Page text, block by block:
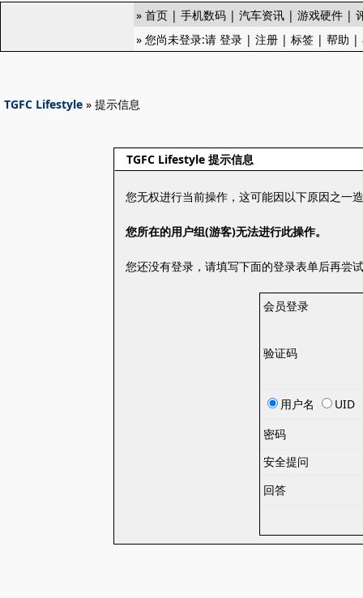
» 首页 | 手机数码 | 汽车资讯 | 游戏硬件 |
» 您尚未登录:请 登录 | 注册 | 标签 | 帮助 |
TGFC Lifestyle » 提示信息
TGFC Lifestyle 提示信息
您无权进行当前操作，这可能因以下原因之一
您所在的用户组(游客)无法进行此操作。
您还没有登录，请填写下面的登录表单后再尝
会员登录
验证码
用户名
UID
密码
安全提问
回答